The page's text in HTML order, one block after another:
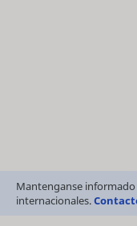
Mantenganse
internacionales.